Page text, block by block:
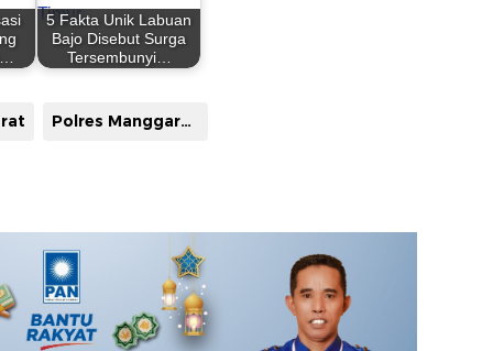
5 Fakta Unik Labuan
Bajo Disebut Surga
Tersembunyi…
Polres Manggarai Barat